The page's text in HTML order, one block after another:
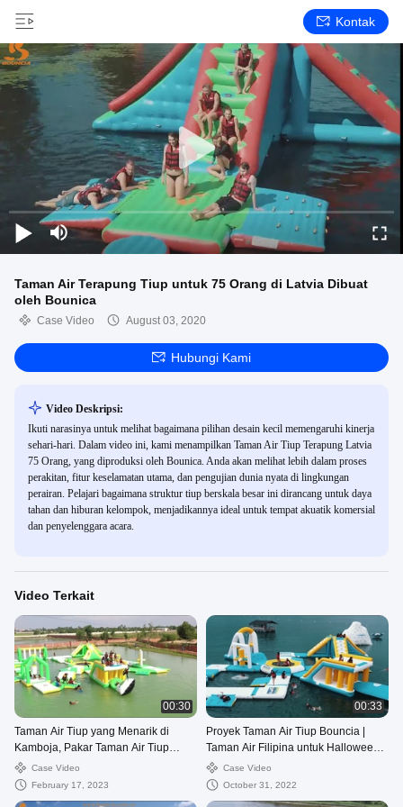
Kontak
Taman Air Terapung Tiup untuk 75 Orang di Latvia Dibuat
oleh Bounica
Case Video August 03, 2020
Hubungi Kami
Video Deskripsi:
Ikuti narasinya untuk melihat bagaimana pilihan desain kecil memengaruhi kinerja
sehari-hari. Dalam video ini, kami menampilkan Taman Air Tiup Terapung Latvia
75 Orang, yang diproduksi oleh Bounica. Anda akan melihat lebih dalam proses
perakitan, fitur keselamatan utama, dan pengujian dunia nyata di lingkungan
perairan. Pelajari bagaimana struktur tiup berskala besar ini dirancang untuk daya
tahan dan hiburan kelompok, menjadikannya ideal untuk tempat akuatik komersial
dan penyelenggara acara.
Video Terkait
00:30
Taman Air Tiup yang Menarik di
Kamboja, Pakar Taman Air Tiup
Khusus Bouncia
Case Video
February 17, 2023
00:33
Proyek Taman Air Tiup Bouncia |
Taman Air Filipina untuk Halloween,
Obral Permainan Air
Case Video
October 31, 2022